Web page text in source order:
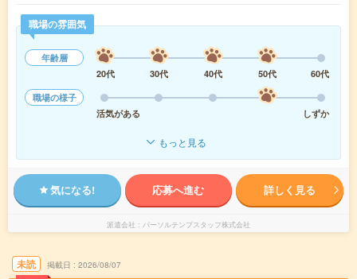
職場の雰囲気
年齢層
20代
30代 40代 50代
60代
職場の様子
活気がある
しずか
もっと見る
気になる! 応募へ進む 詳しく見る
派遣会社 パーソルテンプスタッフ株式会社
未読 掲載日 2026/08/07